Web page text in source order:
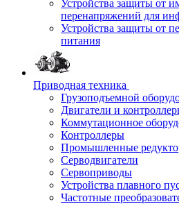
Устройства защиты от
перенапряжений для
Устройства защиты от
питания
Приводная техника
Грузоподъемной
Двигатели и
Коммутационное
Контроллеры
Промышленные
Серводвигатели
Сервоприводы
Устройства плавного
Частотные